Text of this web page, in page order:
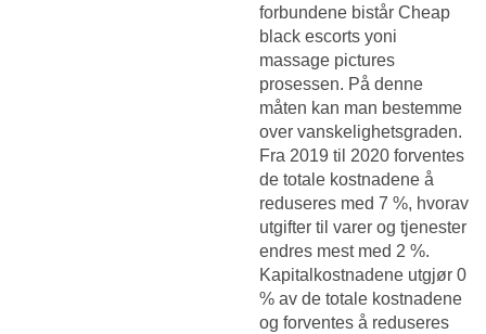
forbundene bistår Cheap
black escorts yoni
massage pictures
prosessen. På denne
måten kan man bestemme
over vanskelighetsgraden.
Fra 2019 til 2020 forventes
de totale kostnadene å
reduseres med 7 %, hvorav
utgifter til varer og tjenester
endres mest med 2 %.
Kapitalkostnadene utgjør 0
% av de totale kostnadene
og forventes å reduseres